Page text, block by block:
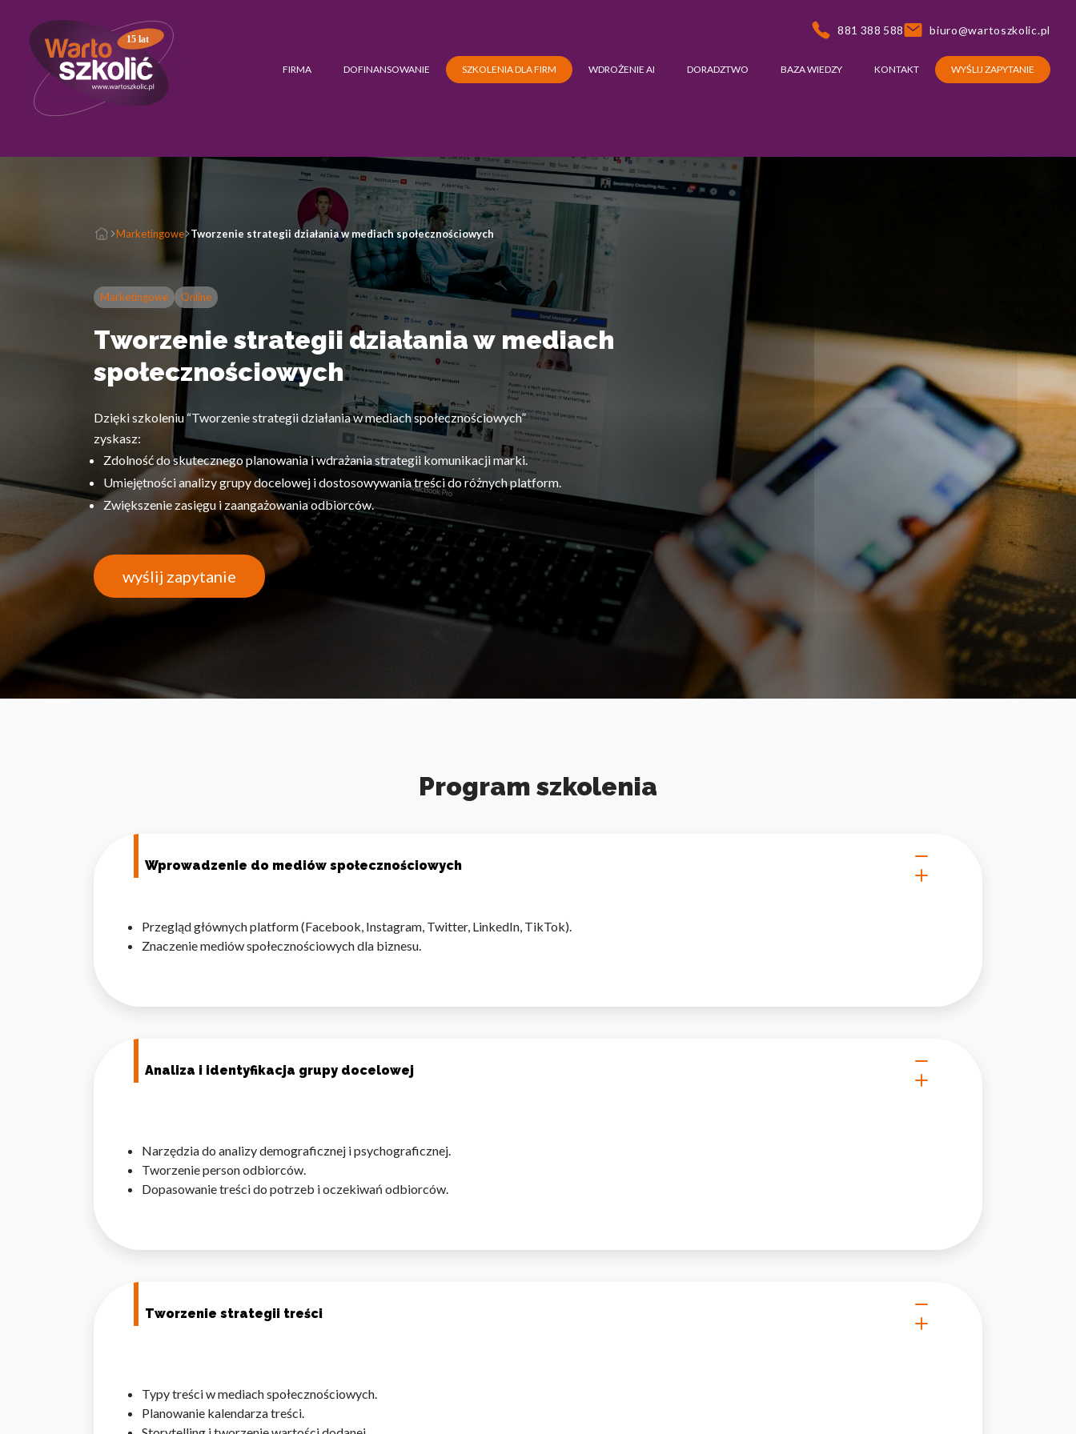
15 lat
881 388 588 biuro@wartoszkolic.pl
FIRMA DOFINANSOWANIE SZKOLENIA DLA FIRM WDROŻENIE AI DORADZTWO BAZA WIEDZY KONTAKT WYŚLIJ ZAPYTANIE
Marketingowe Tworzenie strategii działania w mediach społecznościowych
Marketingowe Online
Tworzenie strategii działania w mediach
społecznościowych
Dzięki szkoleniu “Tworzenie strategii działania w mediach społecznościowych”
zyskasz:
Zdolność do skutecznego planowania i wdrażania strategii komunikacji marki.
Umiejętności analizy grupy docelowej i dostosowywania treści do różnych platform.
Zwiększenie zasięgu i zaangażowania odbiorców.
wyślij zapytanie
Program szkolenia
Wprowadzenie do mediów społecznościowych
Przegląd głównych platform (Facebook, Instagram, Twitter, LinkedIn, TikTok).
Znaczenie mediów społecznościowych dla biznesu.
Analiza i identyfikacja grupy docelowej
Narzędzia do analizy demograficznej i psychograficznej.
Tworzenie person odbiorców.
Dopasowanie treści do potrzeb i oczekiwań odbiorców.
Tworzenie strategii treści
Typy treści w mediach społecznościowych.
Planowanie kalendarza treści.